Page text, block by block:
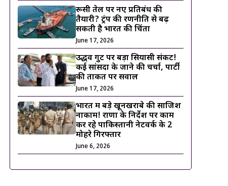
रूसी तेल पर नए प्रतिबंध की
तैयारी? ट्रंप की रणनीति से बढ़
सकती है भारत की चिंता
June 17, 2026
उद्धव गुट पर बड़ा सियासी संकट!
कई सांसदों के जाने की चर्चा, पार्टी
की ताकत पर सवाल
June 17, 2026
भारत में बड़े खूनखराबे की साजिश
नाकाम! राणा के निर्देश पर काम
कर रहे पाकिस्तानी नेटवर्क के 2
मोहरे गिरफ्तार
June 6, 2026